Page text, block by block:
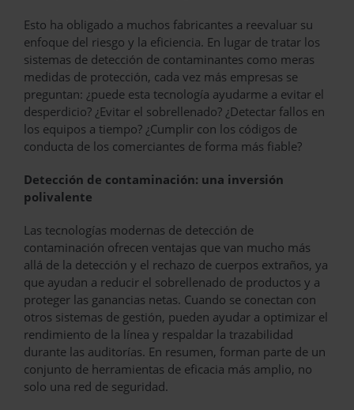
Esto ha obligado a muchos fabricantes a reevaluar su
enfoque del riesgo y la eficiencia. En lugar de tratar los
sistemas de detección de contaminantes como meras
medidas de protección, cada vez más empresas se
preguntan: ¿puede esta tecnología ayudarme a evitar el
desperdicio? ¿Evitar el sobrellenado? ¿Detectar fallos en
los equipos a tiempo? ¿Cumplir con los códigos de
conducta de los comerciantes de forma más fiable?
Detección de contaminación: una inversión
polivalente
Las tecnologías modernas de detección de
contaminación ofrecen ventajas que van mucho más
allá de la detección y el rechazo de cuerpos extraños, ya
que ayudan a reducir el sobrellenado de productos y a
proteger las ganancias netas. Cuando se conectan con
otros sistemas de gestión, pueden ayudar a optimizar el
rendimiento de la línea y respaldar la trazabilidad
durante las auditorías. En resumen, forman parte de un
conjunto de herramientas de eficacia más amplio, no
solo una red de seguridad.